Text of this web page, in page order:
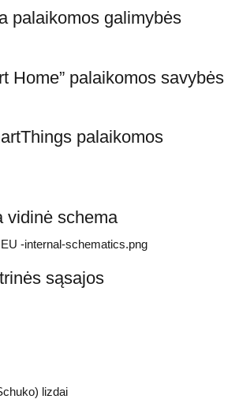
palaikomos galimybės
Home” palaikomos savybės
palaikomos
vidinė schema
sąsajos
lizdai